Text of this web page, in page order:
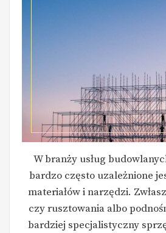
W branży usług
bardzo często uzależnione
materiałów i narzędzi.
czy rusztowania albo
bardziej specjalistyczny